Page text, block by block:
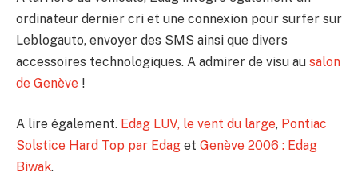
ordinateur dernier cri et une connexion pour surfer sur
Leblogauto, envoyer des SMS ainsi que divers
accessoires technologiques. A admirer de visu au salon
de Genève !
A lire également. Edag LUV, le vent du large, Pontiac
Solstice Hard Top par Edag et Genève 2006 : Edag
Biwak.